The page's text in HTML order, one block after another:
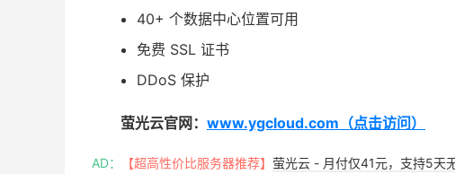
40+ 个数据中心位置可用
免费 SSL 证书
DDoS 保护
萤光云官网： www.ygcloud.com（点击访问）
AD： 【超高性价比服务器推荐】 萤光云 - 月付仅41元，支持5天